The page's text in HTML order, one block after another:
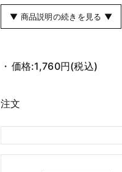
▼ 商品説明の続きを見る ▼
価格:1,760円(税込)
注文